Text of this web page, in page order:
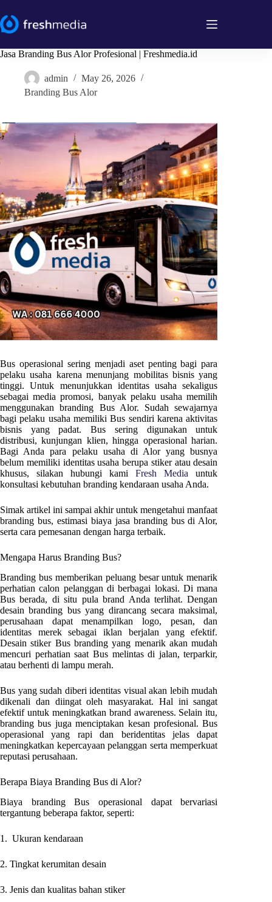
to
content
Jasa Branding Bus Alor Profesional | Freshmedia.id
admin
May 26, 2026
Branding Bus Alor
Bus operasional sering menjadi aset penting bagi para
pelaku usaha karena menunjang mobilitas bisnis yang
tinggi. Untuk menunjukkan identitas usaha sekaligus
sebagai media promosi, banyak pelaku usaha memilih
menggunakan branding Bus Alor. Sudah sewajarnya
bagi pelaku usaha memiliki Bus sendiri karena aktivitas
bisnis yang padat. Bus sering digunakan untuk
distribusi, kunjungan klien, hingga operasional harian.
Bagi Anda para pelaku usaha di Aloryang busnya
belum memiliki identitas usaha berupa stiker atau desain
khusus, silakan hubungi kamiFresh Media untuk
konsultasi kebutuhan branding kendaraan usaha Anda.
Simak artikel ini sampai akhir untuk mengetahui manfaat
branding bus, estimasi biaya jasa branding bus di Alor,
serta cara pemesanan dengan harga terbaik.
Mengapa Harus Branding Bus?
Branding bus memberikan peluang besar untuk menarik
perhatian calon pelanggan di berbagai lokasi. Di mana
Bus berada, di situ pula brand Anda terlihat. Dengan
desain branding bus yang dirancang secara maksimal,
perusahaan dapat menampilkan logo, pesan, dan
identitas merek sebagai iklan berjalan yang efektif.
Desain stiker Bus branding yang menarik akan mudah
mencuri perhatian saat Bus melintas di jalan, terparkir,
atau berhenti di lampu merah.
Bus yang sudah diberi identitas visual akan lebih mudah
dikenali dan diingat oleh masyarakat. Hal ini sangat
efektif untuk meningkatkan brand awareness. Selain itu,
branding bus juga menciptakan kesan profesional. Bus
operasional yang rapi dan beridentitas jelas dapat
meningkatkan kepercayaan pelanggan serta memperkuat
reputasi perusahaan.
Berapa Biaya Branding Bus di Alor?
Biaya branding Bus operasional dapat bervariasi
tergantung beberapa faktor, seperti:
1. Ukuran kendaraan
2. Tingkat kerumitan desain
3. Jenis dan kualitas bahan stiker